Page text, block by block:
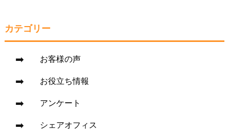
カテゴリー
お客様の声
お役立ち情報
アンケート
シェアオフィス